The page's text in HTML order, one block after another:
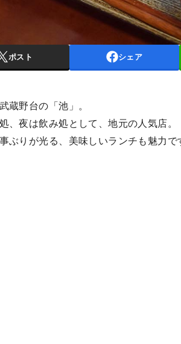
ポスト シェア
蔵野台の「池」。
、夜は飲み処として、地元の人気店。
ぶりが光る、美味しいランチも魅力で